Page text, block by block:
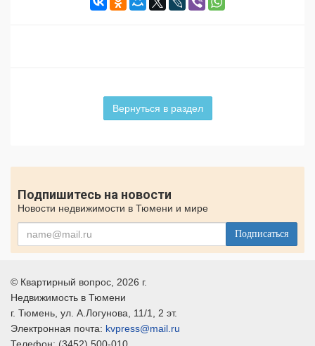
Вернуться в раздел
Подпишитесь на новости
Новости недвижимости в Тюмени и мире
Подписаться
© Квартирный вопрос , 2026 г.
Недвижимость в Тюмени
г. Тюмень , ул. А.Логунова, 11/1, 2 эт.
Электронная почта: kvpress@mail.ru
Телефон: (3452) 500-010